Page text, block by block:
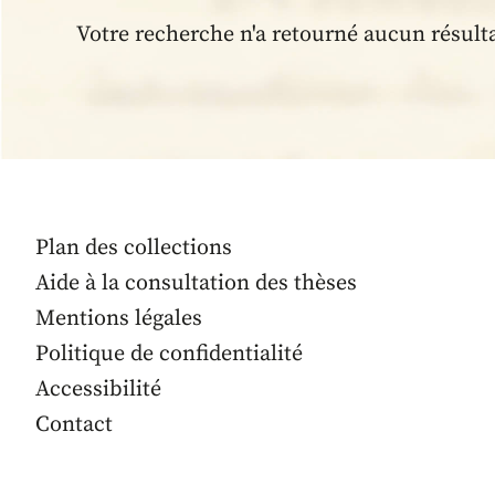
Votre recherche n'a retourné aucun
Plan des collections
Aide à la consultation des thèses
Mentions légales
Politique de confidentialité
Accessibilité
Contact